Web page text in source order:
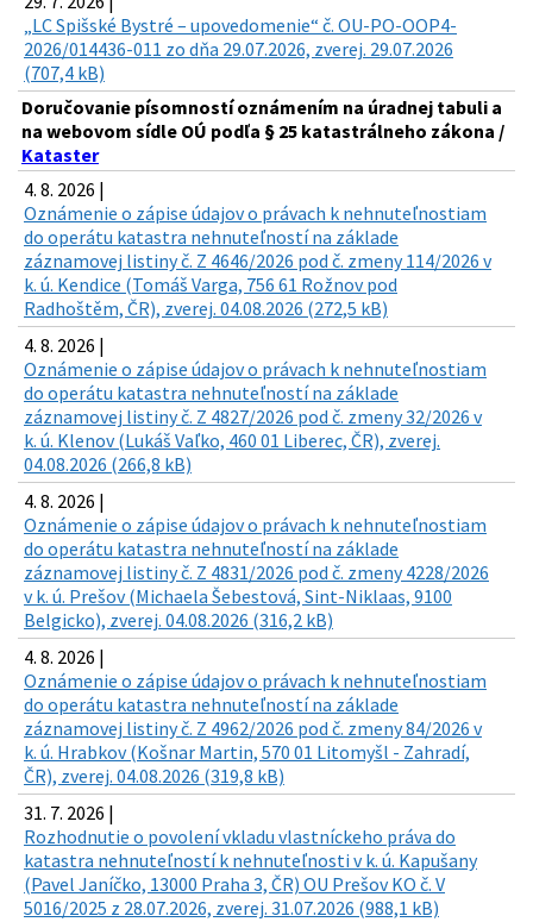
„LC Spišské Bystré – upovedomenie“ č. OU-PO-OOP4-
2026/014436-011 zo dňa 29.07.2026, zverej. 29.07.2026
(707,4 kB)
Doručovanie písomností oznámením na úradnej tabuli a
na webovom sídle OÚ podľa § 25 katastrálneho zákona /
Kataster
4. 8. 2026 |
Oznámenie o zápise údajov o právach k nehnuteľnostiam
do operátu katastra nehnuteľností na základe
záznamovej listiny č. Z 4646/2026 pod č. zmeny 114/2026 v
k. ú. Kendice (Tomáš Varga, 756 61 Rožnov pod
Radhoštěm, ČR), zverej. 04.08.2026 (272,5 kB)
4. 8. 2026 |
Oznámenie o zápise údajov o právach k nehnuteľnostiam
do operátu katastra nehnuteľností na základe
záznamovej listiny č. Z 4827/2026 pod č. zmeny 32/2026 v
k. ú. Klenov (Lukáš Vaľko, 460 01 Liberec, ČR), zverej.
04.08.2026 (266,8 kB)
4. 8. 2026 |
Oznámenie o zápise údajov o právach k nehnuteľnostiam
do operátu katastra nehnuteľností na základe
záznamovej listiny č. Z 4831/2026 pod č. zmeny 4228/2026
v k. ú. Prešov (Michaela Šebestová, Sint-Niklaas, 9100
Belgicko), zverej. 04.08.2026 (316,2 kB)
4. 8. 2026 |
Oznámenie o zápise údajov o právach k nehnuteľnostiam
do operátu katastra nehnuteľností na základe
záznamovej listiny č. Z 4962/2026 pod č. zmeny 84/2026 v
k. ú. Hrabkov (Košnar Martin, 570 01 Litomyšl - Zahradí,
ČR), zverej. 04.08.2026 (319,8 kB)
31. 7. 2026 |
Rozhodnutie o povolení vkladu vlastníckeho práva do
katastra nehnuteľností k nehnuteľnosti v k. ú. Kapušany
(Pavel Janíčko, 13000 Praha 3, ČR) OU Prešov KO č. V
5016/2025 z 28.07.2026, zverej. 31.07.2026 (988,1 kB)